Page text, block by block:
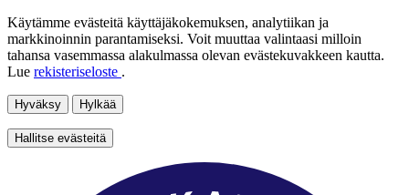
Käytämme evästeitä käyttäjäkokemuksen, analytiikan ja
markkinoinnin parantamiseksi. Voit muuttaa valintaasi milloin
tahansa vasemmassa alakulmassa olevan evästekuvakkeen kautta.
Lue rekisteriseloste .
Hyväksy Hylkää
Hallitse evästeitä